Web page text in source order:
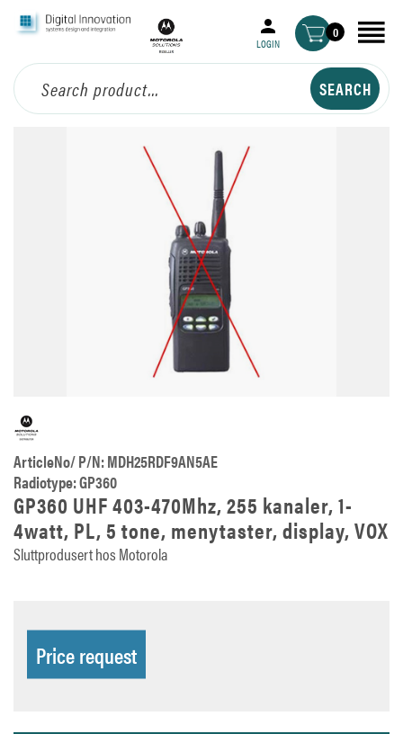
LOGIN
0
ArticleNo/ P/N: MDH25RDF9AN5AE
Radiotype: GP360
GP360 UHF 403-470Mhz, 255 kanaler, 1-
4watt, PL, 5 tone, menytaster, display, VOX
Sluttprodusert hos Motorola
Price request